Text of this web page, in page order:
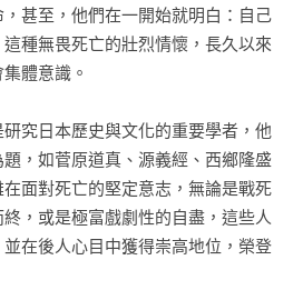
甚至，他們在一開始就明白：自己
種無畏死亡的壯烈情懷，長久以來
體意識。
究日本歷史與文化的重要學者，他
，如菅原道真、源義經、西鄉隆盛
面對死亡的堅定意志，無論是戰死
，或是極富戲劇性的自盡，這些人
在後人心目中獲得崇高地位，榮登